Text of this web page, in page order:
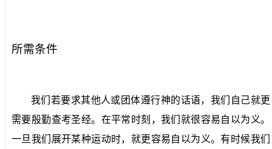
所需条件
我们若要求其他人或团体遵行神的话语，我们自己就更
需要殷勤查考圣经。在平常时刻，我们就很容易自以为义。
一旦我们展开某种运动时，就更容易自以为义。有时候我们